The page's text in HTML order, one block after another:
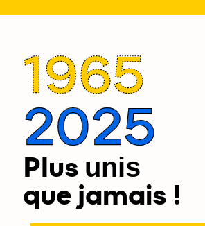
1965
2025
Plus unis
que jamais !